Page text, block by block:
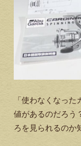
「使わなくなっ
値があるのだろう
ろを見られるのか